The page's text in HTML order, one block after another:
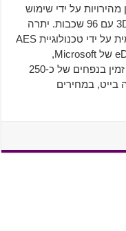
על ידי שימוש
בבקר PCIe Gen 3.0X4 ו-3D TLC NAND עם 96 שכבות. יתרה
מכך, בכונן הזה יש תמיכה בהצפנה עצמית על ידי טכנולוגיית AES
מבוססת חומרה, יחד עם תמיכה ב-eDrive של Microsoft,
שמאפשרת שימוש עם BitLocker. הכונן זמין בנפחים של כ-250
ובנפחים של 1 או 2 טרה בייט, במחירים